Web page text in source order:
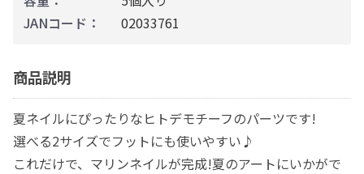
JANコード：
02033761
商品説明
夏ネイルにぴったりなヒトデモチーフのパーツです!
選べる2サイズでフットにも使いやすい♪
これだけで、マリンネイルが完成!夏のアートにいかがで